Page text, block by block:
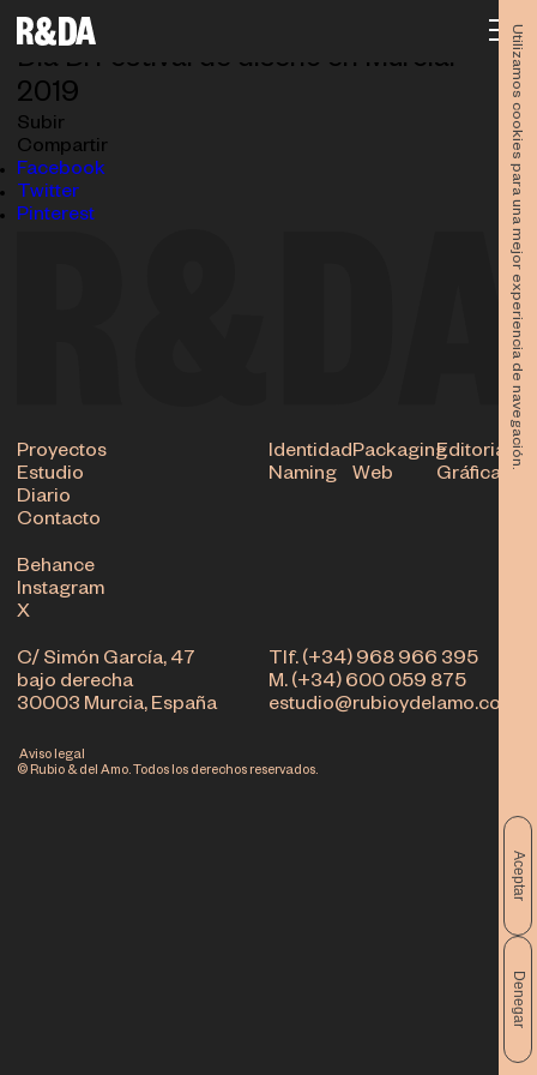
Utilizamos cookies para una mejor experiencia de navegación.
Aceptar
Denegar
03.06.2024
Día D. Festival de diseño en Murcia.
2019
Subir
Compartir
Facebook
Twitter
Pinterest
Tlf. (+34) 968 966 395
M. (+34) 600 059 875
estudio@rubioydelamo.com
C/ Simón García, 47
bajo derecha
30003 Murcia, España
Proyectos
Estudio
Diario
Contacto
IdentidadPackagingEditorial
Naming
Web Gráfica
Behance
Instagram
X
© Rubio & del Amo. Todos los derechos reservados.
Aviso legal